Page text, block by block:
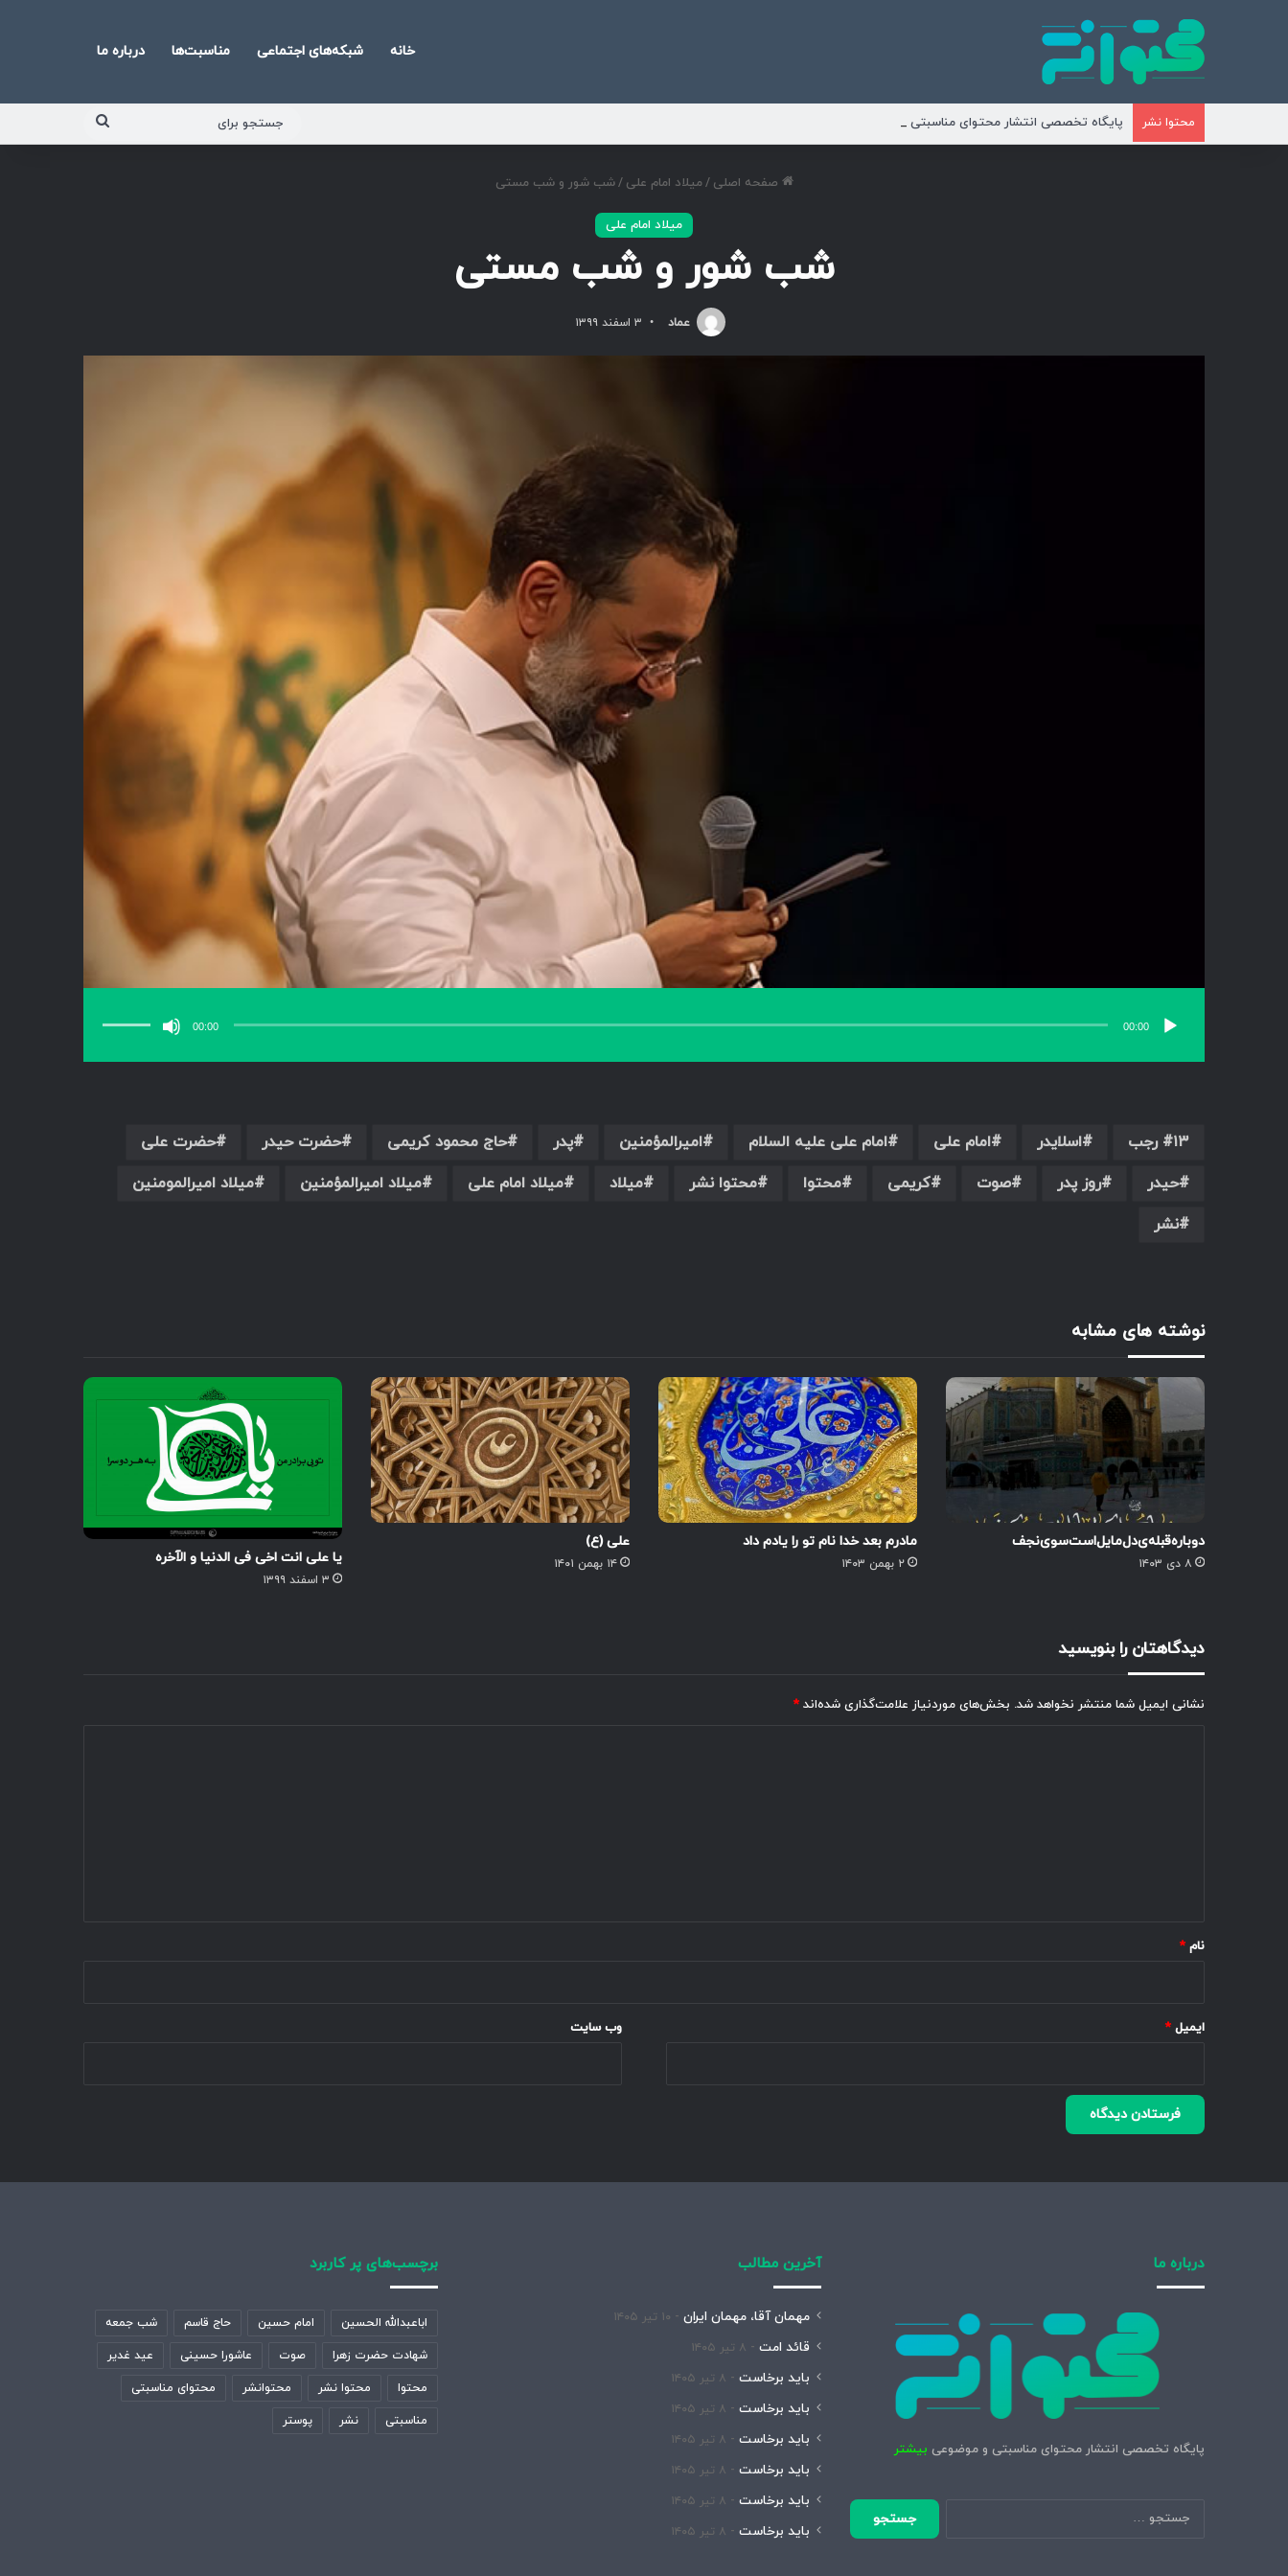
خانه شبکه‌های اجتماعی مناسبت‌ها درباره ما
محتوا نشر پایگاه تخصصی انتشار محتوای مناسبتی و موضوعی
صفحه اصلی /میلاد امام علی /شب شور و شب مستی
میلاد امام علی
شب شور و شب مستی
عماد ۳ اسفند ۱۳۹۹
پخش‌کننده
00:00
00:00
کاهش
۱۳ رجب اسلایدر امام علی امام علی علیه السلام امیرالمؤمنین پدر حاج محمود کریمی حضرت حیدر
حضرت علی
حیدر
روز پدر صوت کریمی محتوا محتوا نشر میلاد میلاد امام علی میلاد امیرالمؤمنین
میلاد امیرالمومنین
نشر
نوشته های مشابه
‌دوباره‌قبله‌ی‌دل‌مایل‌است‌سوی‌نجف
۸ دی ۱۴۰۳
مادرم بعد خدا نام تو را یادم داد
۲ بهمن ۱۴۰۳
علی (ع)
۱۴ بهمن ۱۴۰۱ یا علی انت اخی فی الدنیا و الآخره
۳ اسفند ۱۳۹۹
دیدگاهتان را بنویسید
نشانی ایمیل شما منتشر نخواهد شد. بخش‌های موردنیاز علامت‌گذاری شده‌اند *
نام *
ایمیل * وب‌ سایت
درباره ما
پایگاه تخصصی انتشار محتوای مناسبتی و موضوعی بیشتر
جستجو
برای:
آخرین مطالب
مهمان آقا، مهمان ایران ۱۰ تیر ۱۴۰۵
قائد امت ۸ تیر ۱۴۰۵
باید برخاست ۸ تیر ۱۴۰۵
باید برخاست ۸ تیر ۱۴۰۵
باید برخاست ۸ تیر ۱۴۰۵
باید برخاست ۸ تیر ۱۴۰۵
باید برخاست ۸ تیر ۱۴۰۵
باید برخاست ۸ تیر ۱۴۰۵
برچسب‌های پر کاربرد
اباعبدالله الحسین امام حسین حاج قاسم شب جمعه
شهادت حضرت زهرا صوت عاشورا حسینی عید غدیر
محتوا محتوا نشر محتوانشر محتوای مناسبتی
مناسبتی نشر پوستر